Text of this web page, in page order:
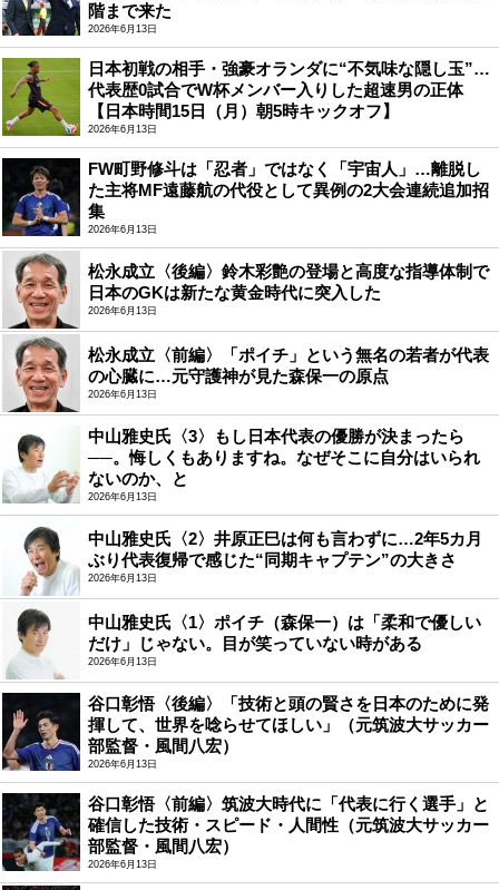
階まで来た
2026年6月13日
日本初戦の相手・強豪オランダに“不気味な隠し玉”…
代表歴0試合でW杯メンバー入りした超速男の正体
【日本時間15日（月）朝5時キックオフ】
2026年6月13日
FW町野修斗は「忍者」ではなく「宇宙人」…離脱し
た主将MF遠藤航の代役として異例の2大会連続追加招
集
2026年6月13日
松永成立〈後編〉鈴木彩艶の登場と高度な指導体制で
日本のGKは新たな黄金時代に突入した
2026年6月13日
松永成立〈前編〉「ポイチ」という無名の若者が代表
の心臓に…元守護神が見た森保一の原点
2026年6月13日
中山雅史氏〈3〉もし日本代表の優勝が決まったら
──。悔しくもありますね。なぜそこに自分はいられ
ないのか、と
2026年6月13日
中山雅史氏〈2〉井原正巳は何も言わずに…2年5カ月
ぶり代表復帰で感じた“同期キャプテン”の大きさ
2026年6月13日
中山雅史氏〈1〉ポイチ（森保一）は「柔和で優しい
だけ」じゃない。目が笑っていない時がある
2026年6月13日
谷口彰悟〈後編〉「技術と頭の賢さを日本のために発
揮して、世界を唸らせてほしい」（元筑波大サッカー
部監督・風間八宏）
2026年6月13日
谷口彰悟〈前編〉筑波大時代に「代表に行く選手」と
確信した技術・スピード・人間性（元筑波大サッカー
部監督・風間八宏）
2026年6月13日